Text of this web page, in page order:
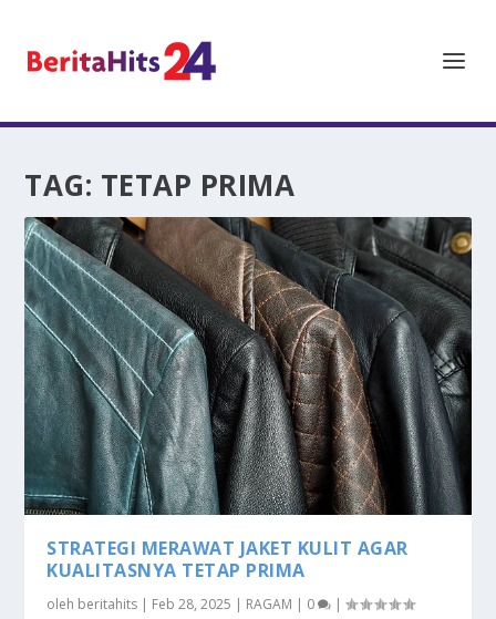
TAG: TETAP PRIMA
STRATEGI MERAWAT JAKET KULIT AGAR
KUALITASNYA TETAP PRIMA
oleh beritahits | Feb 28, 2025 | RAGAM | 0 |